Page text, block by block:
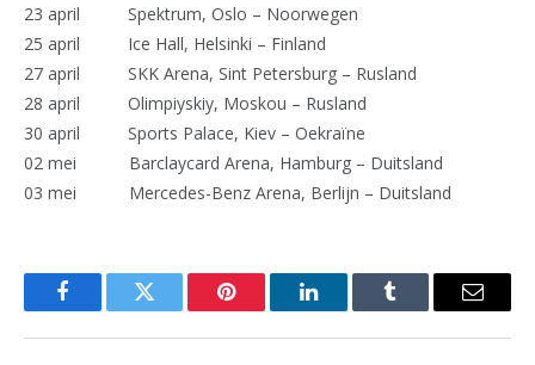
23 april Spektrum, Oslo – Noorwegen
25 april Ice Hall, Helsinki – Finland
27 april SKK Arena, Sint Petersburg – Rusland
28 april Olimpiyskiy, Moskou – Rusland
30 april Sports Palace, Kiev – Oekraïne
02 mei Barclaycard Arena, Hamburg – Duitsland
03 mei Mercedes-Benz Arena, Berlijn – Duitsland
FacebookTwitter Pinterest LinkedInTumblr Email